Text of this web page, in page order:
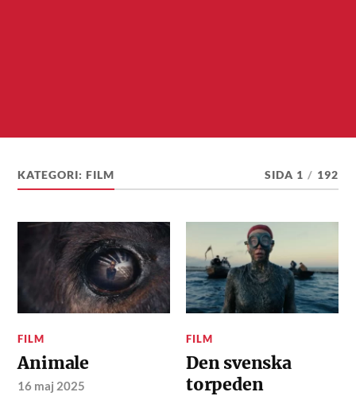
KATEGORI:FILM SIDA 1 / 192
FILM
Animale
16 maj 2025
FILM
Den svenska
torpeden